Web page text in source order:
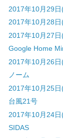
2017年10月29
2017年10月28
2017年10月27
Google Home
2017年10月26
ノーム
2017年10月25
台風21号
2017年10月24
SIDAS